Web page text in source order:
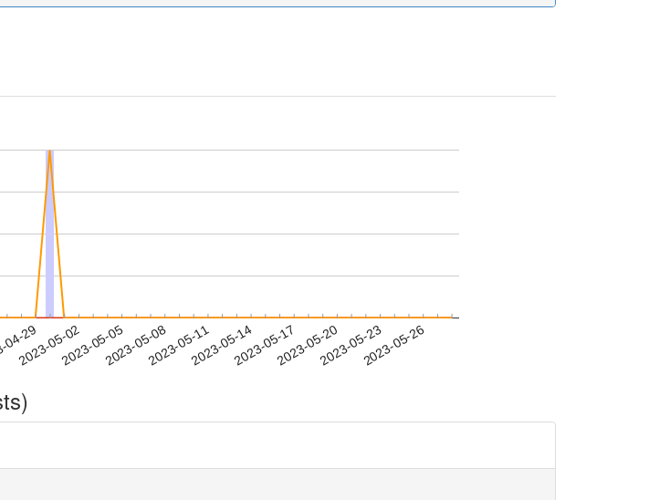
29
2023-05-022023-05-052023-05-082023-05-112023-05-142023-05-172023-05-202023-05-232023-05-26